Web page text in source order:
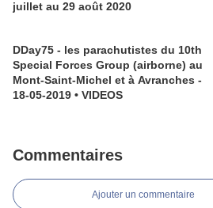
juillet au 29 août 2020
DDay75 - les parachutistes du 10th
Special Forces Group (airborne) au
Mont-Saint-Michel et à Avranches -
18-05-2019 • VIDEOS
Commentaires
Ajouter un commentaire